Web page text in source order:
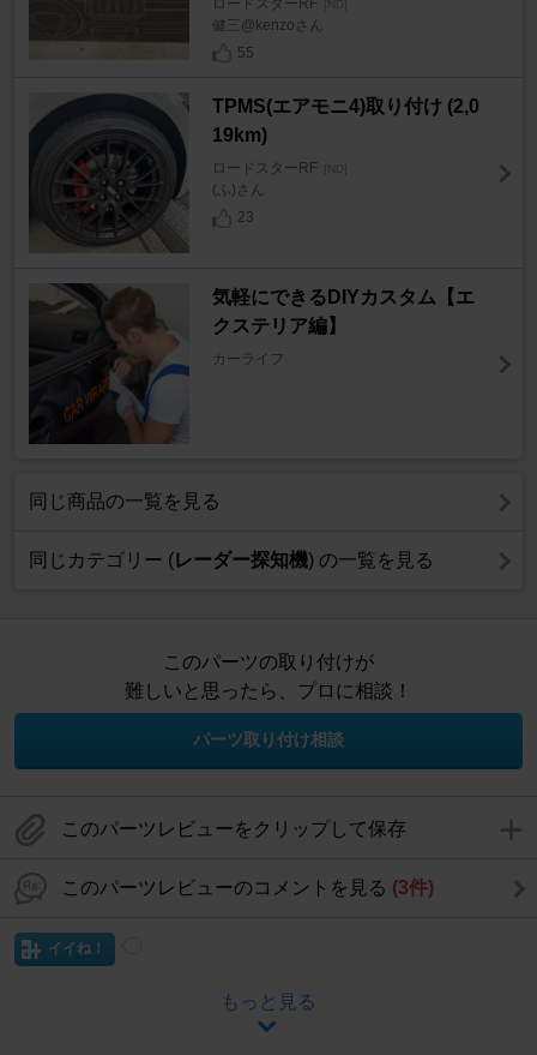
ロードスターRF
健三@kenzoさん
55
TPMS(エアモニ4)取り付け (2,0
19km)
ロードスターRF [ND]
(ふ)さん
23
気軽にできるDIYカスタム【エ
クステリア編】
カーライフ
同じ商品の一覧を見る
同じカテゴリー (レーダー探知機) の一覧を見る
このパーツの取り付けが
難しいと思ったら、プロに相談！
パーツ取り付け相談
このパーツレビューをクリップして保存
このパーツレビューのコメントを見る (3件)
イイね！
もっと見る